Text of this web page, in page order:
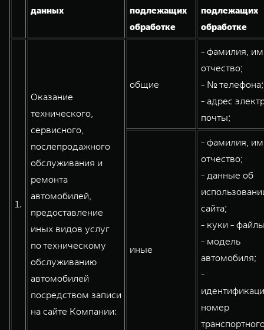
Эстетика нового времени
от 5 699 000 ₽
WEY 80
Масштаб возможностей
от 6 449 000 ₽
WEY 80 Лаундж
от 8 099 000 ₽
TANK Страхование
данных
подлежащих
обработке
подлежащих
обработке
1.
Оказание
технического,
сервисного,
послепродажного
обслуживания и
ремонта
автомобилей,
предоставление
иных видов услуг
по техническому
обслуживанию
автомобилей
посредством записи
на сайте Компании:
общие
- фамилия,
отчество;
- № телефона;
- адрес
почты;
иные
- фамилия,
отчество;
- данные об
сайта;
- куки -
- модель
автомобиля;
-
номер